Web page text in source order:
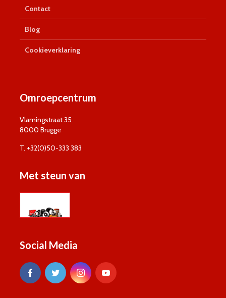
Contact
Blog
Cookieverklaring
Omroepcentrum
Vlamingstraat 35
8000 Brugge
T. +32(0)50-333 383
Met steun van
Social Media